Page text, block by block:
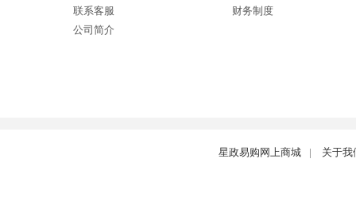
联系客服
公司简介
财务制度
星政易购网上商城 | 关于我